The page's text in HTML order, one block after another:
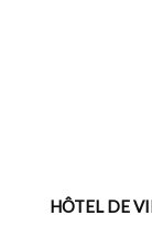
HÔTEL DE